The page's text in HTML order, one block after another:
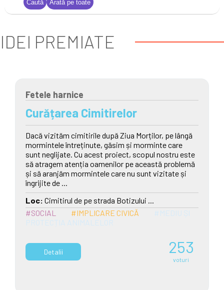
IDEI PREMIATE
Fetele harnice
Curățarea Cimitirelor
Dacă vizităm cimitirile după Ziua Morților, pe lângă
mormintele întreținute, găsim și morminte care
sunt neglijate. Cu acest proiect, scopul nostru este
să atragem atenția oamenilor pe această problemă
și să aranjăm mormintele care nu sunt vizitate și
îngrijite de ...
Loc: Cimitirul de pe strada Botizului ...
#SOCIAL
#IMPLICARE CIVICĂ
#MEDIU ȘI
PROTECȚIA ANIMALELOR
Detalii 253
voturi